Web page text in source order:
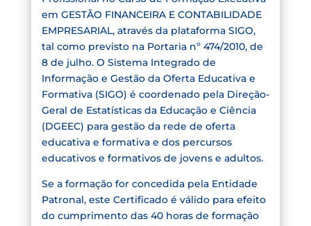
em GESTÃO FINANCEIRA E CONTABILIDADE
EMPRESARIAL, através da plataforma SIGO,
tal como previsto na Portaria nº 474/2010, de
8 de julho. O Sistema Integrado de
Informação e Gestão da Oferta Educativa e
Formativa (SIGO) é coordenado pela Direção-
Geral de Estatísticas da Educação e Ciência
(DGEEC) para gestão da rede de oferta
educativa e formativa e dos percursos
educativos e formativos de jovens e adultos.
Se a formação for concedida pela Entidade
Patronal, este Certificado é válido para efeito
do cumprimento das 40 horas de formação